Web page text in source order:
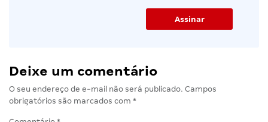
Deixe um comentário
O seu endereço de e-mail não será publicado. Campos
obrigatórios são marcados com *